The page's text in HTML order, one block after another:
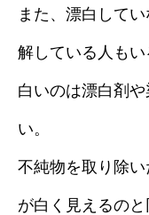
また、漂白して
解している人も
白いのは漂白剤
い。
不純物を取り除
が白く見えるの